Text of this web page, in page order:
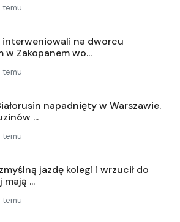
temu
interweniowali na dworcu
w Zakopanem wo...
temu
napadnięty w Warszawie.
...
temu
jazdę kolegi i wrzucił do
mają ...
temu